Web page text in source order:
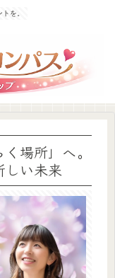
を。
場所」へ。
しい未来